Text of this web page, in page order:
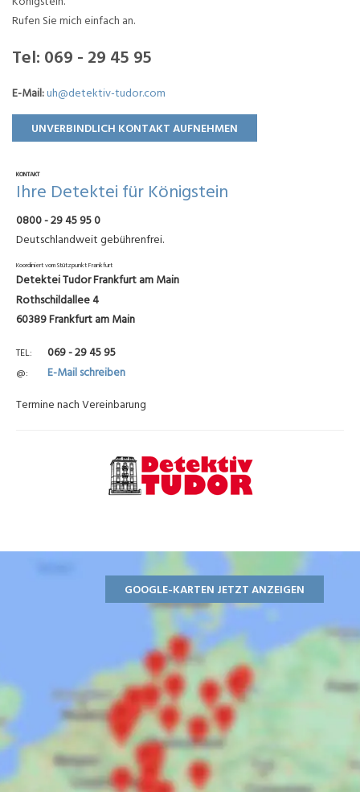
Rufen Sie mich einfach an.
Tel: 069 - 29 45 95
E-Mail:uh@detektiv-tudor.com
UNVERBINDLICH KONTAKT AUFNEHMEN
KONTAKT
Ihre Detektei für Königstein
0800 - 29 45 95 0
Deutschlandweit gebührenfrei.
Koordiniert vom Stützpunkt Frankfurt
Detektei Tudor Frankfurt am Main
Rothschildallee 4
60389 Frankfurt am Main
TEL 069 - 29 45 95
@
E-Mail schreiben
Termine nach Vereinbarung
GOOGLE-KARTEN JETZT ANZEIGEN